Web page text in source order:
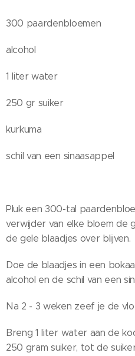
300 paardenbloemen
alcohol
1 liter water
250 gr suiker
kurkuma
schil van een sinaasappel
Pluk een 300-tal
verwijder van elke bloem de
de gele blaadjes over blijven.
Doe de blaadjes in een
alcohol en de schil van een
Na 2 - 3 weken zeef je de
Breng 1 liter water aan de
250 gram suiker, tot de